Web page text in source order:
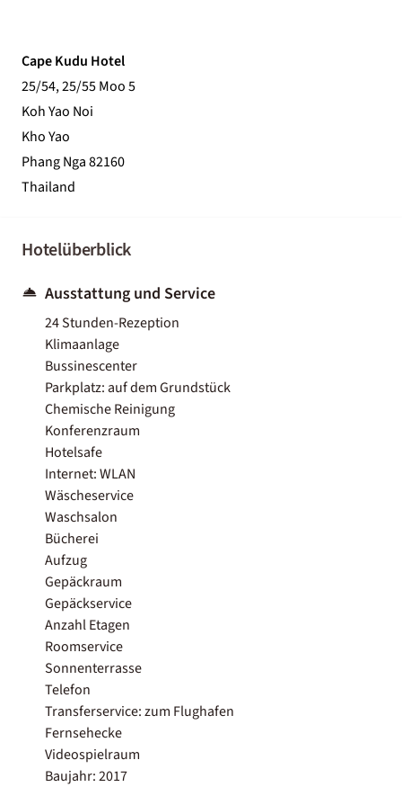
Cape Kudu Hotel
25/54, 25/55 Moo 5
Koh Yao Noi
Kho Yao
Phang Nga 82160
Thailand
Hotelüberblick
Ausstattung und Service
24 Stunden-Rezeption
Klimaanlage
Bussinescenter
Parkplatz: auf dem Grundstück
Chemische Reinigung
Konferenzraum
Hotelsafe
Internet: WLAN
Wäscheservice
Waschsalon
Bücherei
Aufzug
Gepäckraum
Gepäckservice
Anzahl Etagen
Roomservice
Sonnenterrasse
Telefon
Transferservice: zum Flughafen
Fernsehecke
Videospielraum
Baujahr: 2017